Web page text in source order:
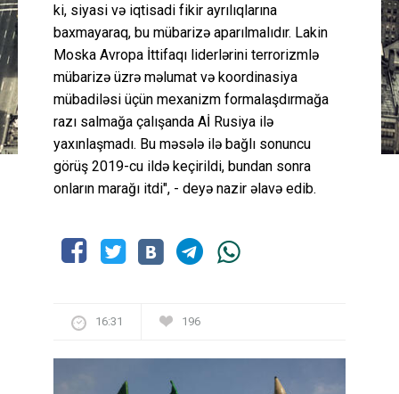
ki, siyasi və iqtisadi fikir ayrılıqlarına
baxmayaraq, bu mübarizə aparılmalıdır. Lakin
Moska Avropa İttifaqı liderlərini terrorizmlə
mübarizə üzrə məlumat və koordinasiya
mübadiləsi üçün mexanizm formalaşdırmağa
razı salmağa çalışanda Aİ Rusiya ilə
yaxınlaşmadı. Bu məsələ ilə bağlı sonuncu
görüş 2019-cu ildə keçirildi, bundan sonra
onların marağı itdi", - deyə nazir əlavə edib.
16:31 196